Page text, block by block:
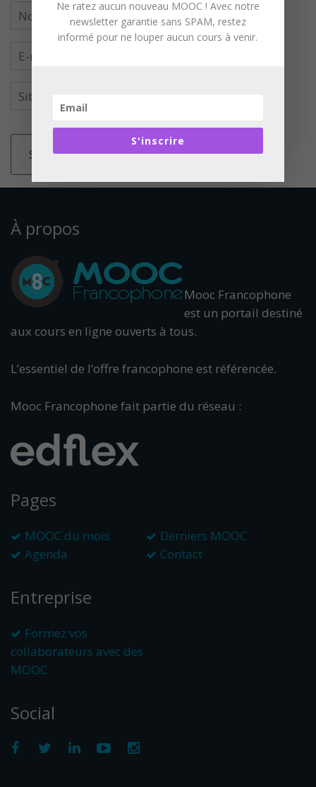
À propos
Mooc Francophone
est un portail destiné
aux cours en ligne ouverts à tous.
L’essentiel de l’offre francophone est référencée.
Mooc Francophone fait partie du réseau :
Pages
MOOC du mois
Derniers MOOC
Agenda
Contact
Entreprise
Formez vos
collaborateurs avec des
MOOC
Social
Ne ratez aucun nouveau MOOC ! Avec notre
newsletter garantie sans SPAM, restez
informé pour ne louper aucun cours à venir.
S'inscrire